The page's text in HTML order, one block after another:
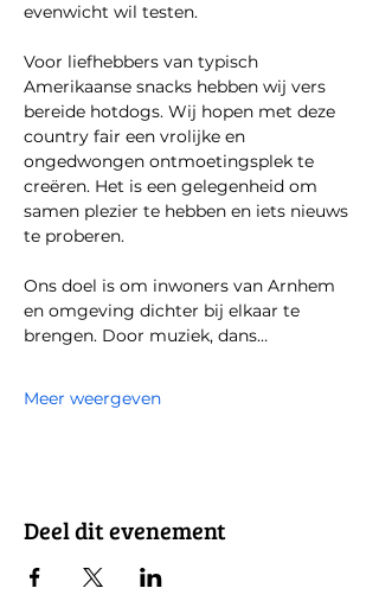
evenwicht wil testen.
Voor liefhebbers van typisch
Amerikaanse snacks hebben wij vers
bereide hotdogs. Wij hopen met deze
country fair een vrolijke en
ongedwongen ontmoetingsplek te
creëren. Het is een gelegenheid om
samen plezier te hebben en iets nieuws
te proberen.
Ons doel is om inwoners van Arnhem
en omgeving dichter bij elkaar te
brengen. Door muziek, dans…
Meer weergeven
Deel dit evenement